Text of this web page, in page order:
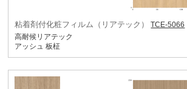
粘着剤付化粧フィルム（リアテック）
TCE-5066
高耐候リアテック
アッシュ 板柾